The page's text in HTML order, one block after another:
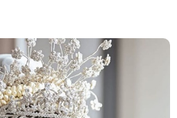
IP Server GoPartner Gojek
Monday, 10 August